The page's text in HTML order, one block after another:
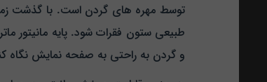
توسط مهره‌ های گردن است. با گذشت
و گردن به راحتی به صفحه نمایش نگاه